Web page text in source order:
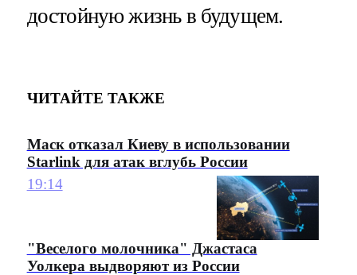
достойную жизнь в будущем.
ЧИТАЙТЕ ТАКЖЕ
Маск отказал Киеву в использовании
Starlink для атак вглубь России
19:14
"Веселого молочника" Джастаса
Уолкера выдворяют из России